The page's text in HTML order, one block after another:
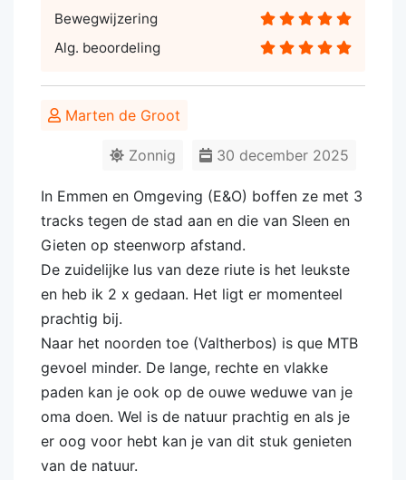
Bewegwijzering
Alg. beoordeling
Marten de Groot
30 december 2025
Zonnig
In Emmen en Omgeving (E&O) boffen ze met 3
tracks tegen de stad aan en die van Sleen en
Gieten op steenworp afstand.
De zuidelijke lus van deze riute is het leukste
en heb ik 2 x gedaan. Het ligt er momenteel
prachtig bij.
Naar het noorden toe (Valtherbos) is que MTB
gevoel minder. De lange, rechte en vlakke
paden kan je ook op de ouwe weduwe van je
oma doen. Wel is de natuur prachtig en als je
er oog voor hebt kan je van dit stuk genieten
van de natuur.